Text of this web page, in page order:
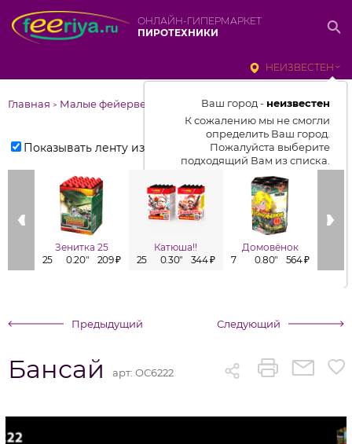
ОНЛАЙН-ГИПЕРМАРКЕТ
ПИРОТЕХНИКИ
НЕИЗВЕСТЕН
Ваш город - неизвестен
К сожалению мы не смогли
определить Ваш город.
Пожалуйста выберите
подходящий Вам из списка.
Выбрать город
От выбранного города зависит
отображаемый ассортимент,
цены, наличие и условия
доставки
Главная > Малые фейерверки
Показывать ленту изделий
Зенитка 25
25
0.20" 209 ₽
Катюша!!
25
0.30" 344 ₽
Домовёнок
7
0.80" 564 ₽
Предыдущий Следующий
Бансай арт: ОС6222